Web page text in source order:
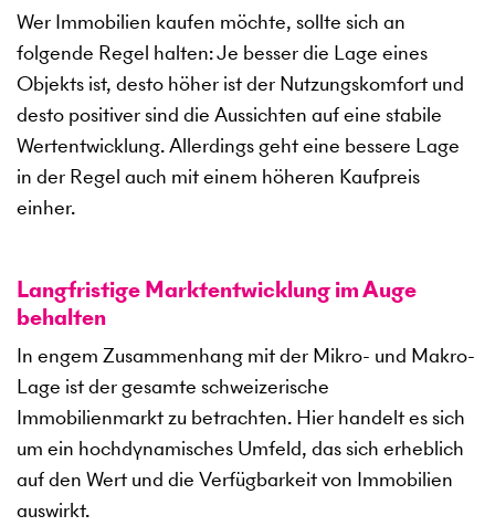
Wer Immobilien kaufen möchte, sollte sich an
folgende Regel halten: Je besser die Lage eines
Objekts ist, desto höher ist der Nutzungskomfort und
desto positiver sind die Aussichten auf eine stabile
Wertentwicklung. Allerdings geht eine bessere Lage
in der Regel auch mit einem höheren Kaufpreis
einher.
Langfristige Marktentwicklung im Auge
behalten
In engem Zusammenhang mit der Mikro- und Makro-
Lage ist der gesamte schweizerische
Immobilienmarkt zu betrachten. Hier handelt es sich
um ein hochdynamisches Umfeld, das sich erheblich
auf den Wert und die Verfügbarkeit von Immobilien
auswirkt.